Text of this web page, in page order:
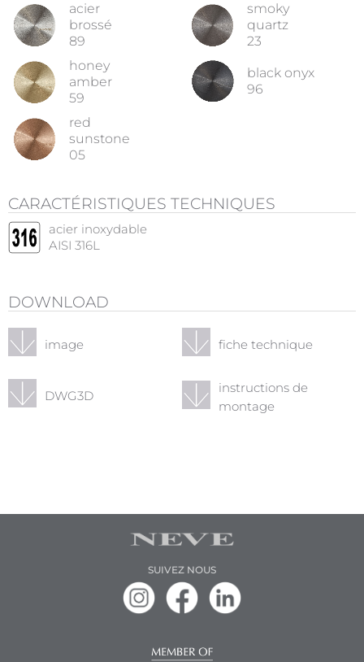
acier
brossé
89
smoky
quartz
23
honey
amber
59
black onyx
96
red
sunstone
05
CARACTÉRISTIQUES TECHNIQUES
acier inoxydable
AISI 316L
DOWNLOAD
image fiche technique
DWG3D
instructions de
montage
SUIVEZ NOUS